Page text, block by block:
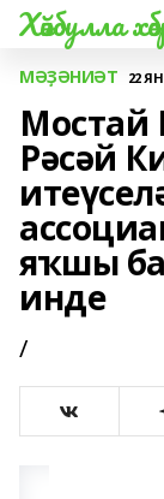
Хәйбулла
МӘҘӘНИӘТ 22
Мостай
Рәсәй
яҡшы
инде
/